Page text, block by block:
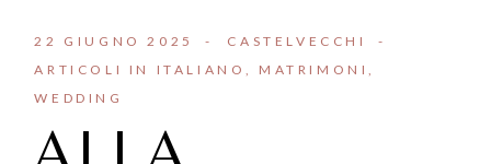
22 GIUGNO 2025
CASTELVECCHI
ARTICOLI IN ITALIANO
MATRIMONI
WEDDING
ALLA